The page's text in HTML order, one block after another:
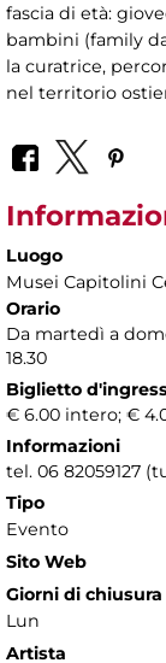
fascia di età:
bambini (family
la curatrice,
nel territorio
Luogo
Musei Capitolini
Orario
Da martedì a
18.30
Biglietto
€ 6.00 intero; €
Informazioni
tel. 06 82059127
Tipo
Evento
Sito Web
Giorni di chiusura
Lun
Artista